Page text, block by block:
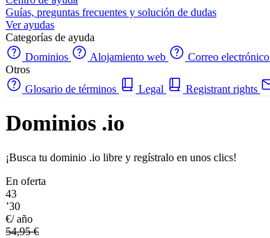
Guías, preguntas frecuentes y solución de dudas
Ver ayudas
Categorías de ayuda
Dominios
Alojamiento web Correo electrónico
Otros
Glosario de términos
Legal Registrant rights
Dominios .io
¡Busca tu dominio .io libre y regístralo en unos clics!
En oferta
43
’30
€/ año
54,95 €